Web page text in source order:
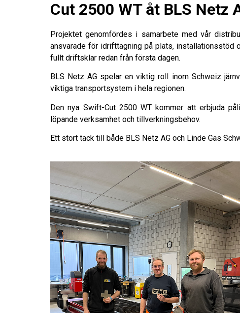
Cut 2500 WT åt BLS Netz
Projektet genomfördes i samarbete med vår
ansvarade för idrifttagning på plats, installationsstöd
fullt driftsklar redan från första dagen.
BLS Netz AG spelar en viktig roll inom Schweiz
viktiga transportsystem i hela regionen.
Den nya Swift-Cut 2500 WT kommer att erbjuda
löpande verksamhet och tillverkningsbehov.
Ett stort tack till både BLS Netz AG och Linde Gas